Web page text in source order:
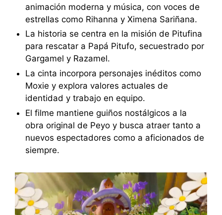
animación moderna y música, con voces de
estrellas como Rihanna y Ximena Sariñana.
La historia se centra en la misión de Pitufina
para rescatar a Papá Pitufo, secuestrado por
Gargamel y Razamel.
La cinta incorpora personajes inéditos como
Moxie y explora valores actuales de
identidad y trabajo en equipo.
El filme mantiene guiños nostálgicos a la
obra original de Peyo y busca atraer tanto a
nuevos espectadores como a aficionados de
siempre.